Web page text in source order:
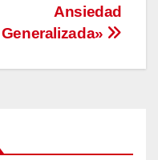
Ansiedad
Generalizada»